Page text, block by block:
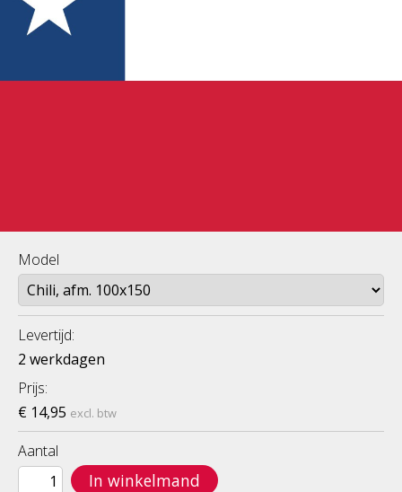
Model
Levertijd:
2 werkdagen
Prijs:
€ 14,95 excl. btw
Aantal
In winkelmand